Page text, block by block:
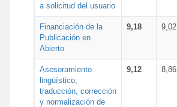
a solicitud del usuario
Financiación de la
Publicación en
Abierto
9,18 9,02
Asesoramiento
lingüístico,
traducción, corrección
y normalización de
9,12 8,86